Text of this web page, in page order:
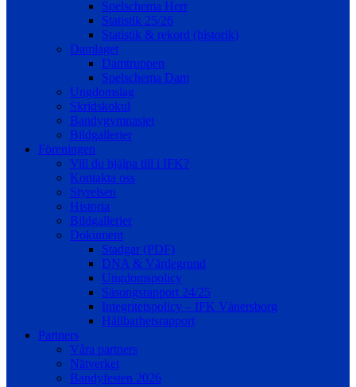
Spelschema Herr
Statistik 25/26
Statistik & rekord (historik)
Damlaget
Damtruppen
Spelschema Dam
Ungdomslag
Skridskokul
Bandygymnasiet
Bildgallerier
Föreningen
Vill du hjälpa till i IFK?
Kontakta oss
Styrelsen
Historia
Bildgallerier
Dokument
Stadgar (PDF)
DNA & Värdegrund
Ungdomspolicy
Säsongsrapport 24/25
Integritetspolicy – IFK Vänersborg
Hållbarhetsrapport
Partners
Våra partners
Nätverket
Bandyfesten 2026